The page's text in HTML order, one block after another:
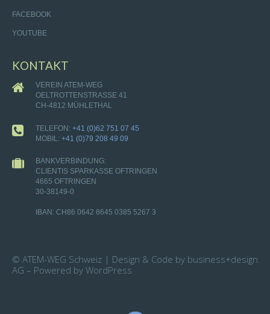
FACEBOOK
YOUTUBE
KONTAKT
VEREIN ATEM-WEG
OELTROTTENSTRASSE 41
CH-4812 MÜHLETHAL
TELEFON: +41 (0)62 751 07 45
MOBIL: +41 (0)79 208 49 09
BANKVERBINDUNG:
CLIENTIS SPARKASSE OFTRINGEN
4665 OFTRINGEN
30-38149-0
IBAN: CH86 0642 8645 0385 5267 3
© ATEM-WEG Schweiz | Design & Code by business+design
AG – Powered by WordPress